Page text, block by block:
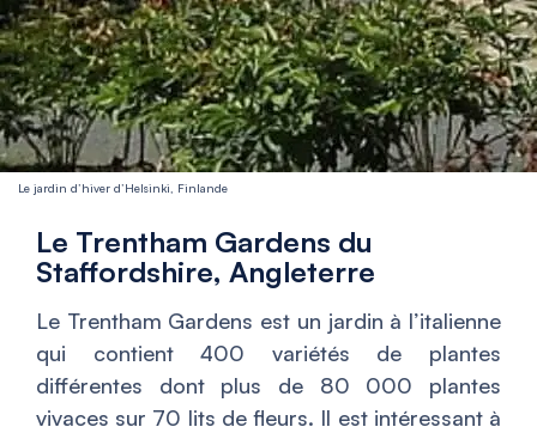
Le jardin d’hiver d’Helsinki, Finlande
Le Trentham Gardens du
Staffordshire, Angleterre
Le Trentham Gardens est un jardin à l’italienne
qui contient 400 variétés de plantes
différentes dont plus de 80 000 plantes
vivaces sur 70 lits de fleurs. Il est intéressant à